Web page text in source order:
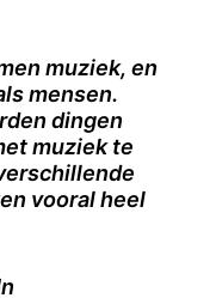
muziek, en
mensen.
dingen
muziek te
vooral heel